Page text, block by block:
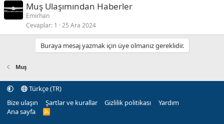
Muş Ulaşımından Haberler
Emirhan
Cevaplar 1 25 Ara 2024
Buraya mesaj yazmak için üye olmanız gereklidir.
Muş
Türkçe (TR)
Bize ulaşın
Şartlar ve kurallar Gizlilik politikası
Yardım
Ana sayfa
R